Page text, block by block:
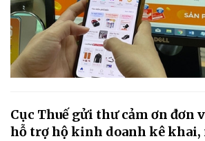
Cục Thuế gửi thư cảm ơn đơn
hỗ trợ hộ kinh doanh kê khai,